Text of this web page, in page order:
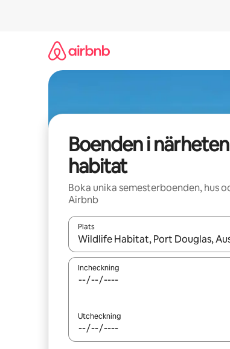
Boenden i
habitat
Boka unika semesterboenden, hus
Airbnb
Plats
När resultaten är tillgängliga kan du
Incheckning
Utcheckning